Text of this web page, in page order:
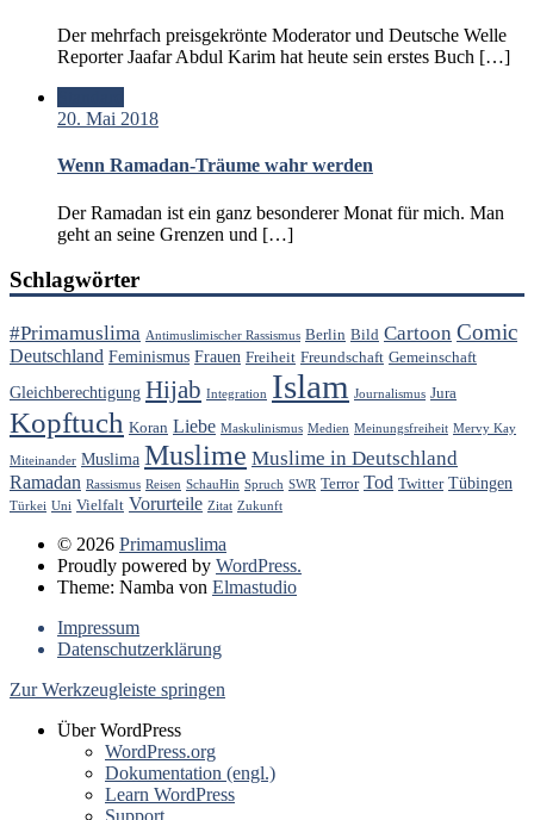
Der mehrfach preisgekrönte Moderator und Deutsche Welle
Reporter Jaafar Abdul Karim hat heute sein erstes Buch […]
20. Mai 2018
Wenn Ramadan-Träume wahr werden
Der Ramadan ist ein ganz besonderer Monat für mich. Man
geht an seine Grenzen und […]
Schlagwörter
#Primamuslima Antimuslimischer Rassismus Berlin Bild Cartoon Comic
Deutschland Feminismus Frauen Freiheit Freundschaft Gemeinschaft
Gleichberechtigung Hijab Integration Islam Journalismus Jura
Kopftuch Koran Liebe Maskulinismus Medien Meinungsfreiheit Mervy Kay
Miteinander Muslima Muslime Muslime in Deutschland
Ramadan Rassismus Reisen SchauHin Spruch SWR Terror Tod Twitter Tübingen
Türkei Uni Vielfalt Vorurteile Zitat Zukunft
© 2026 Primamuslima
Proudly powered by WordPress.
Theme: Namba von Elmastudio
Impressum
Datenschutzerklärung
Zur Werkzeugleiste springen
Über WordPress
WordPress.org
Dokumentation (engl.)
Learn WordPress
Support